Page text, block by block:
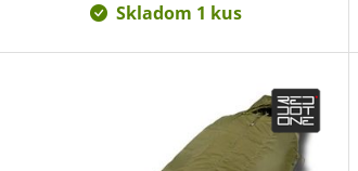
Skladom 1 kus